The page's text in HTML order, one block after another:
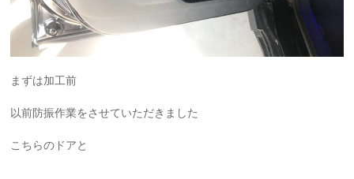
まずは加工前
以前防振作業をさせていただきました
こちらのドアと